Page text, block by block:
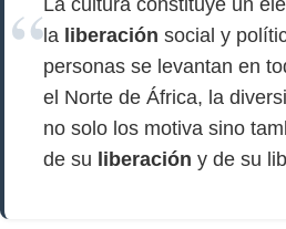
La cultura constituye un
la liberación social y
personas se levantan en
el Norte de África, la
no solo los motiva sino
de su liberación y de su